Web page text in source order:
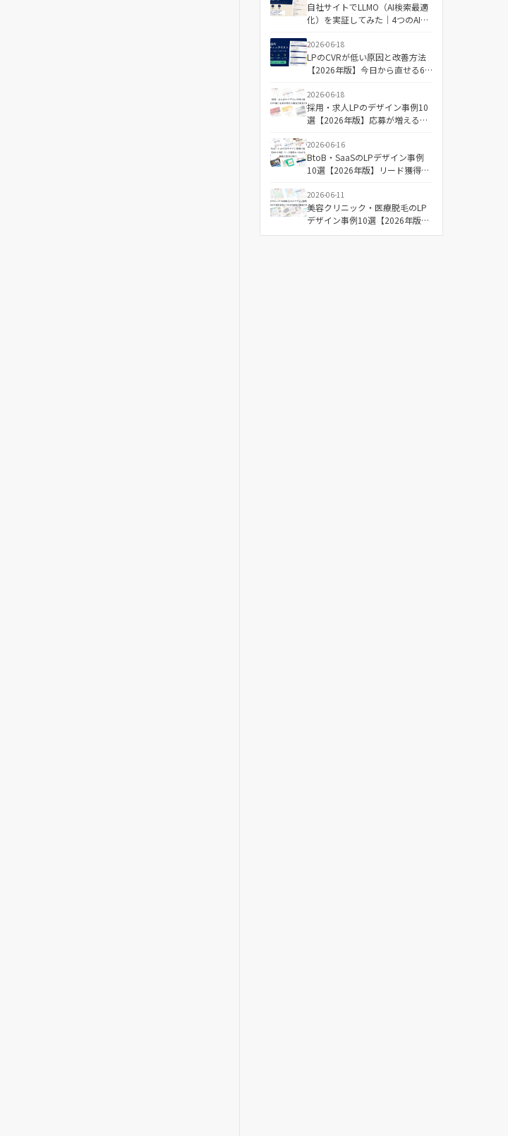
自社サイトでLLMO（AI検索最適
化）を実証してみた｜4つのAIで
事」を分けた差とは
2026-06-18
LPのCVRが低い原因と改善方法
【2026年版】今日から直せる6
2026-06-18
採用・求人LPのデザイン事例10
選【2026年版】応募が増える構
2026-06-16
BtoB・SaaSのLPデザイン事例
10選【2026年版】リード獲得に
2026-06-11
美容クリニック・医療脱毛のLP
デザイン事例10選【2026年版】
成果につながる配色と構成の傾